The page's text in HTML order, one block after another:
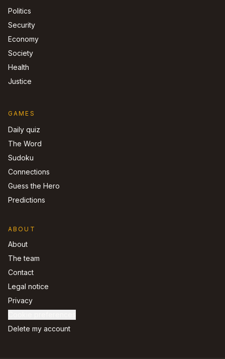
Politics
Security
Economy
Society
Health
Justice
GAMES
Daily quiz
The Word
Sudoku
Connections
Guess the Hero
Predictions
ABOUT
About
The team
Contact
Legal notice
Privacy
Delete my account